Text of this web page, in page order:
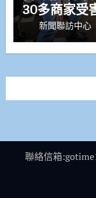
30多商家受
新聞聯訪中心
聯絡信箱